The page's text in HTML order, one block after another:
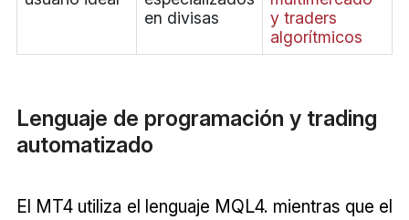
en divisas
y traders
algorítmicos
Lenguaje de programación y trading
automatizado
El MT4 utiliza el lenguaje MQL4. mientras que el